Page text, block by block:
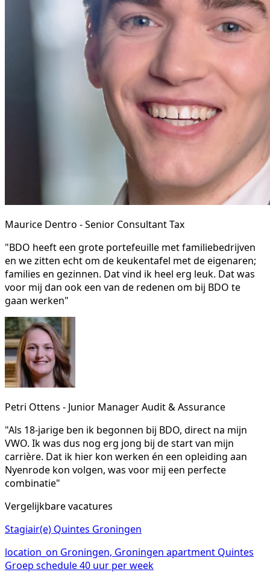
Maurice Dentro - Senior Consultant Tax
"BDO heeft een grote portefeuille met familiebedrijven
en we zitten echt om de keukentafel met de eigenaren;
families en gezinnen. Dat vind ik heel erg leuk. Dat was
voor mij dan ook een van de redenen om bij BDO te
gaan werken"
Petri Ottens - Junior Manager Audit & Assurance
"Als 18-jarige ben ik begonnen bij BDO, direct na mijn
VWO. Ik was dus nog erg jong bij de start van mijn
carrière. Dat ik hier kon werken én een opleiding aan
Nyenrode kon volgen, was voor mij een perfecte
combinatie"
Vergelijkbare vacatures
Stagiair(e) Quintes Groningen
location_on Groningen, Groningen apartment Quintes
Groep schedule40 uur per week